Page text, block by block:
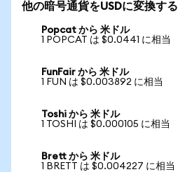
他の暗号通貨をUSDに変換する
Popcat から 米ドル
1 POPCAT は $0.0441 に相当
FunFair から 米ドル
1 FUN は $0.003892 に相当
Toshi から 米ドル
1 TOSHI は $0.000105 に相当
Brett から 米ドル
1 BRETT は $0.004227 に相当